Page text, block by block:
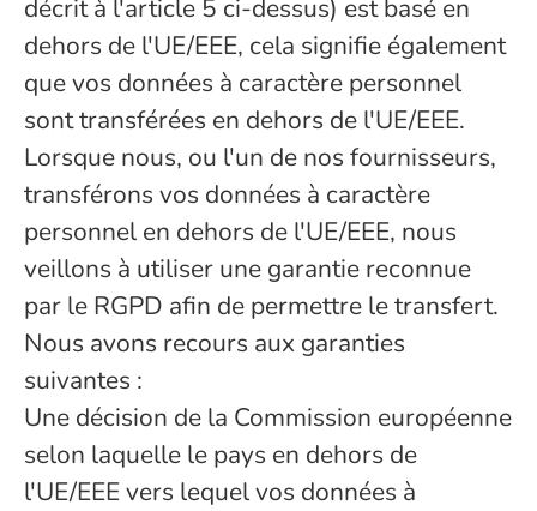
décrit à l'article 5 ci-dessus) est basé en
dehors de l'UE/EEE, cela signifie également
que vos données à caractère personnel
sont transférées en dehors de l'UE/EEE.
Lorsque nous, ou l'un de nos fournisseurs,
transférons vos données à caractère
personnel en dehors de l'UE/EEE, nous
veillons à utiliser une garantie reconnue
par le RGPD afin de permettre le transfert.
Nous avons recours aux garanties
suivantes :
Une décision de la Commission européenne
selon laquelle le pays en dehors de
l'UE/EEE vers lequel vos données à